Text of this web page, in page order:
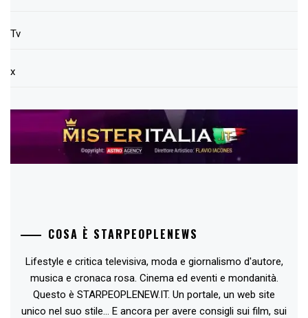
Tv
x
COSA È STARPEOPLENEWS
Lifestyle e critica televisiva, moda e giornalismo d'autore,
musica e cronaca rosa. Cinema ed eventi e mondanità.
Questo è STARPEOPLENEW.IT. Un portale, un web site
unico nel suo stile... E ancora per avere consigli sui film, sui